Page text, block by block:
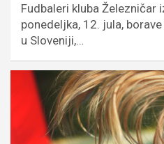
Fudbaleri kluba Železničar
ponedeljka, 12. jula,
u Sloveniji,…